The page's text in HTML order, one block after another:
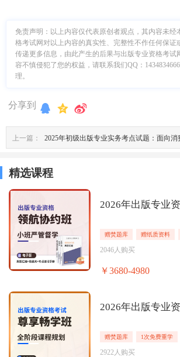
免责声明： 以上内容仅代表原创者观点，其内容未经
格考试网对以上内容的真实性、完整性不作任何保证
传递更多信息，由此产生的后果与出版专业资格考试
容不慎侵犯了您的权益，请联系我们QQ：
理。
分享到
上一篇： 2025年初级出版专业实务考点试题：面向消
精选课程
2026年出版专业
赠焚题库 赠纸质资料
2046人购买
￥3680-4980
2026年出版专业
赠焚题库 1次免费重学
2922人购买